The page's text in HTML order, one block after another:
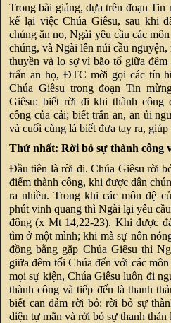
Trong bài giảng, dựa trên đoạn Tin
kể lại việc Chúa Giêsu, sau khi
chúng ăn no, Ngài yêu cầu các
chúng, và Ngài lên núi cầu
thuyền và lo sợ vì bão tố giữa
trấn an họ, ĐTC mời gọi các tín
Chúa Giêsu trong đoạn Tin
Giêsu: biết rời đi khi thành công
công của cải; biết trấn an, an ủi
và cuối cùng là biết đưa tay ra,
Thứ nhất: Rời bỏ sự thành công
Đầu tiên là rời đi. Chúa Giêsu rời
điểm thành công, khi được dân
ra nhiều. Trong khi các môn đệ
phút vinh quang thì Ngài lại yêu
đông (x Mt 14,22-23). Khi được
tìm ở một mình; khi mà sự nôn
đồng bằng gặp Chúa Giêsu thì
giữa đêm tối Chúa đến với các
mọi sự kiện, Chúa Giêsu luôn đi
thành công và tiếp đến là thanh
biết can đảm rời bỏ: rời bỏ sự
diện tự mãn và rời bỏ sự thanh thản